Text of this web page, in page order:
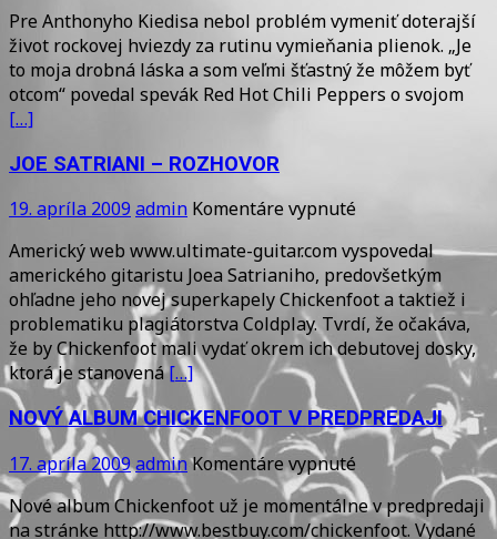
Kiedisa
?
Pre Anthonyho Kiedisa nebol problém vymeniť doterajší
život rockovej hviezdy za rutinu vymieňania plienok. „Je
to moja drobná láska a som veľmi šťastný že môžem byť
otcom“ povedal spevák Red Hot Chili Peppers o svojom
[…]
JOE SATRIANI – ROZHOVOR
19. apríla 2009 admin Komentáre vypnuténa
SATRIANI
–
ROZHOVOR
Americký web www.ultimate-guitar.com vyspovedal
amerického gitaristu Joea Satrianiho, predovšetkým
ohľadne jeho novej superkapely Chickenfoot a taktiež i
problematiku plagiátorstva Coldplay. Tvrdí, že očakáva,
že by Chickenfoot mali vydať okrem ich debutovej dosky,
ktorá je stanovená[…]
NOVÝ ALBUM CHICKENFOOT V PREDPREDAJI
17. apríla 2009admin Komentáre vypnuté
NOVÝ
ALBUM
Nové album Chickenfoot už je momentálne v predpredaji
na stránke http://www.bestbuy.com/chickenfoot. Vydané